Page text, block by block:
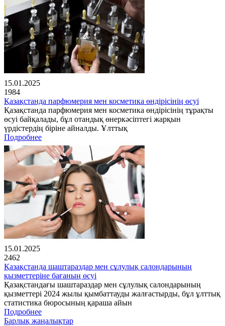
15.01.2025
1984
Қазақстанда парфюмерия мен косметика өндірісінің өсуі
Қазақстанда парфюмерия мен косметика өндірісінің тұрақты
өсуі байқалады, бұл отандық өнеркәсіптегі жарқын
үрдістердің біріне айналды. Ұлттық
Подробнее
15.01.2025
2462
Қазақстанда шаштараздар мен сұлулық салондарының
қызметтеріне бағаның өсуі
Қазақстандағы шаштараздар мен сұлулық салондарының
қызметтері 2024 жылы қымбаттауды жалғастырды, бұл ұлттық
статистика бюросының қараша айын
Подробнее
Барлық жаңалықтар